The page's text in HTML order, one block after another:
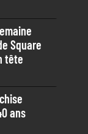
Square
tête
ans